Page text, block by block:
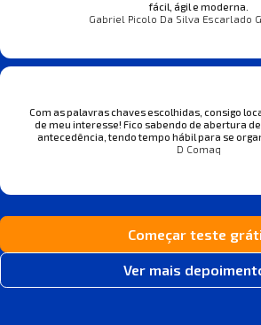
fácil, ágil e moderna.
Gabriel Picolo Da Silva Escarlado
Com as palavras chaves escolhidas, consigo
de meu interesse! Fico sabendo de abertura
antecedência, tendo tempo hábil para se
D Comaq
Começar teste
Ver mais